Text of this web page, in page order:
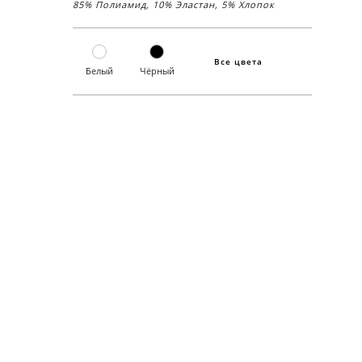
85% Полиамид, 10% Эластан, 5% Хлопок
Белый Чёрный
Все цвета